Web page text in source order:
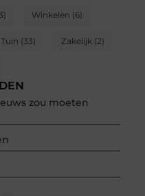
Winkelen (6)
(33) Zakelijk (2)
zou moeten